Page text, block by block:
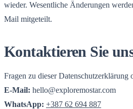
wieder. Wesentliche Änderungen
Mail mitgeteilt.
Kontaktieren Sie
Fragen zu dieser Datenschutzerklärung
E-Mail: hello@exploremostar.com
WhatsApp: +387 62 694 887